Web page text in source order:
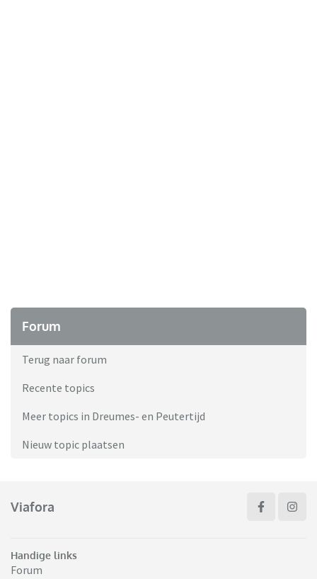
Forum
Terug naar forum
Recente topics
Meer topics in Dreumes- en Peutertijd
Nieuw topic plaatsen
Viafora
Handige links
Forum